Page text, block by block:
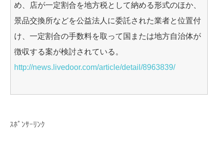
め、店が一定割合を地方税として納める形式のほか、
景品交換所などを公益法人に委託された業者と位置付
け、一定割合の手数料を取って国または地方自治体が
徴収する案が検討されている。
http://news.livedoor.com/article/detail/8963839/
ｽﾎﾟﾝｻｰﾘﾝｸ